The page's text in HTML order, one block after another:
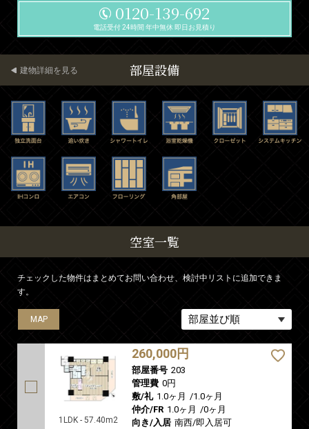
0120-139-692
電話受付 24時間 年中無休 即日お見積り
部屋設備
建物詳細を見る
空室一覧
チェックした物件はまとめてお問い合わせ、検討中リストに追加できま
す。
MAP
1LDK - 57.40m2
260,000円
部屋番号 203
管理費 0円
敷/礼 1.0ヶ月 /1.0ヶ月
仲介/FR 1.0ヶ月 /0ヶ月
向き/入居 南西/即入居可
MAP
MAP
MAP
MAP